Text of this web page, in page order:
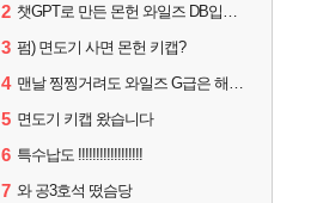
2 챗GPT로 만든 몬헌 와일즈 DB입니다.
3 펌) 면도기 사면 몬헌 키캡?
4 맨날 찡찡거려도 와일즈 G급은 해야하니까 접속 jpg
5 면도기 키캡 왔습니다
6 특수납도 !!!!!!!!!!!!!!!!!!
7 와 공3호석 떴슴당